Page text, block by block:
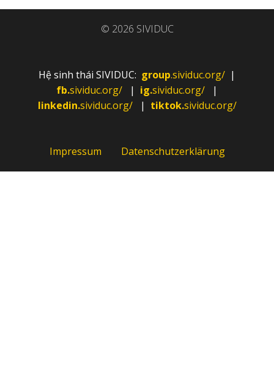
© 2026 SIVIDUC
Hệ sinh thái SIVIDUC: group.sividuc.org/ |
fb.sividuc.org/ | ig.sividuc.org/
|
linkedin.sividuc.org/| tiktok.sividuc.org/
Impressum Datenschutzerklärung